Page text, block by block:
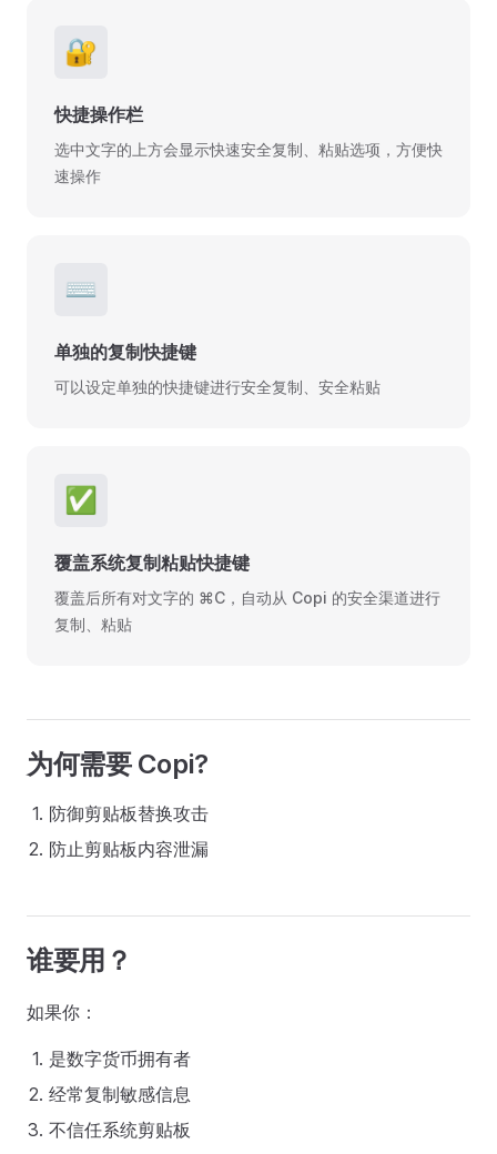
🔐
快捷操作栏
选中文字的上方会显示快速安全复制、粘贴选项，方便快
速操作
⌨️
单独的复制快捷键
可以设定单独的快捷键进行安全复制、安全粘贴
✅
覆盖系统复制粘贴快捷键
覆盖后所有对文字的 ⌘C，自动从 Copi 的安全渠道进行
复制、粘贴
为何需要 Copi?
防御剪贴板替换攻击
防止剪贴板内容泄漏
谁要用？
如果你：
是数字货币拥有者
经常复制敏感信息
不信任系统剪贴板